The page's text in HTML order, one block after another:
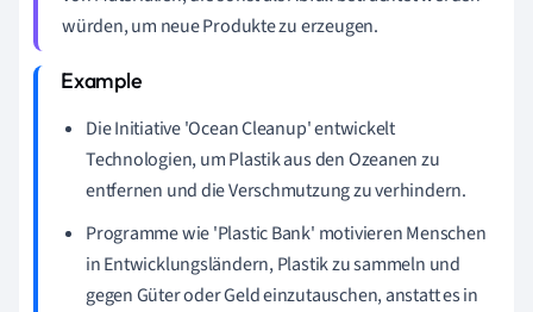
würden, um neue Produkte zu erzeugen.
Die Initiative 'Ocean Cleanup' entwickelt
Technologien, um Plastik aus den Ozeanen zu
entfernen und die Verschmutzung zu verhindern.
Programme wie 'Plastic Bank' motivieren Menschen
in Entwicklungsländern, Plastik zu sammeln und
gegen Güter oder Geld einzutauschen, anstatt es in